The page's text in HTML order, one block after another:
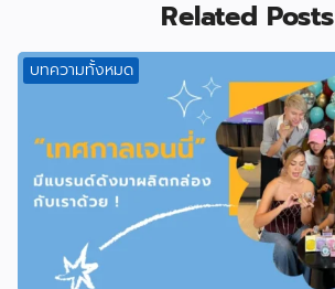
Related Posts
บทความทั้งหมด